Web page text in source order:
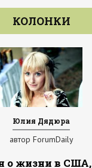
КОЛОНКИ
Юлия Дядюра
автор ForumDaily
о жизни в